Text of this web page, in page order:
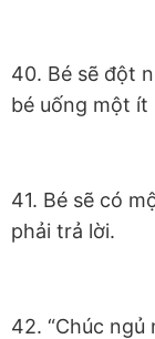
40. Bé sẽ đột
bé uống một ít
41. Bé sẽ có
phải trả lời.
42. “Chúc ngủ